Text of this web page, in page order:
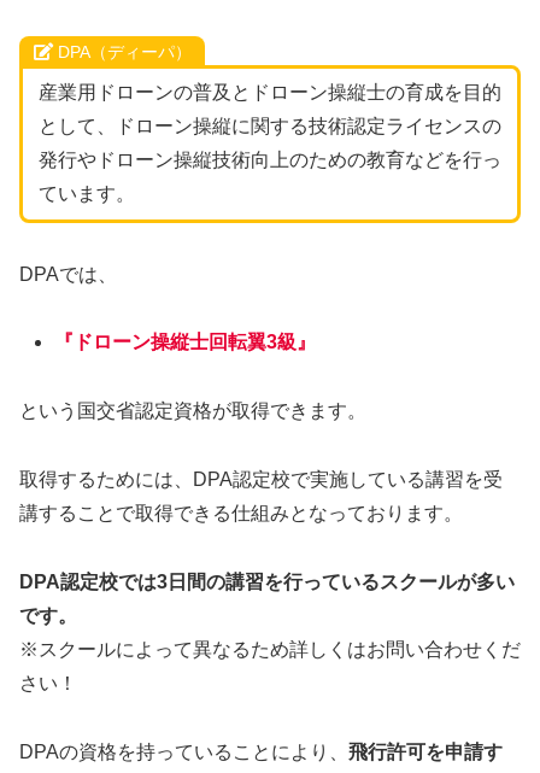
DPA（ディーパ）
産業用ドローンの普及とドローン操縦士の育成を目的
として、ドローン操縦に関する技術認定ライセンスの
発行やドローン操縦技術向上のための教育などを行っ
ています。
DPAでは、
『ドローン操縦士回転翼3級』
という国交省認定資格が取得できます。
取得するためには、DPA認定校で実施している講習を受
講することで取得できる仕組みとなっております。
DPA認定校では3日間の講習を行っているスクールが多い
です。
※スクールによって異なるため詳しくはお問い合わせくだ
さい！
DPAの資格を持っていることにより、 飛行許可を申請す